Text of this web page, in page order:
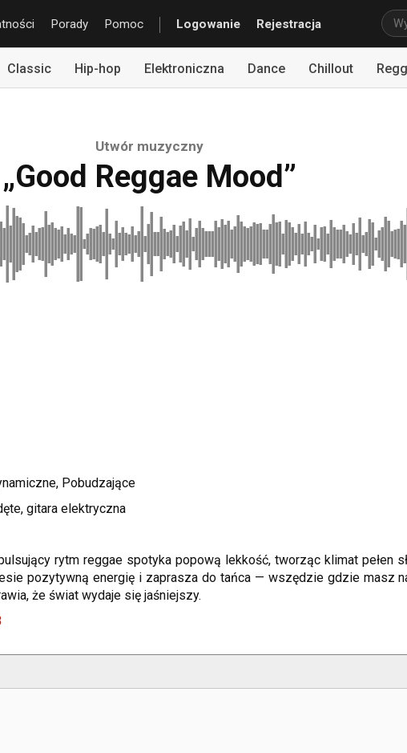
Rejestracja
Logowanie
Pomoc
Porady
Classic Hip-hop Elektroniczna Dance Chillout
Utwór muzyczny
„Good Reggae Mood”
Pobudzające
gitara elektryczna
rytm reggae spotyka popową lekkość, tworząc klimat pełen
pozytywną energię i zaprasza do tańca — wszędzie gdzie masz
że świat wydaje się jaśniejszy.